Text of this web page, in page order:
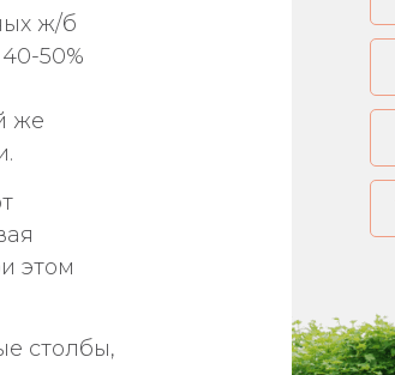
ж/б
50%
же
этом
столбы,